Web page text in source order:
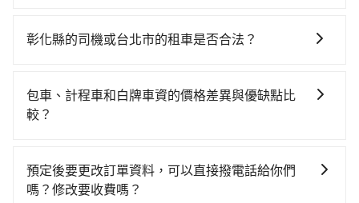
分鐘出站。全程加上轉車時間共2小時3分鐘，假設4位同
北的3.7%，換句話說，臨時要叫小黃的難度是雙北大城
市的30倍。縱使幸運攔到一輛小黃了，彰化縣少部分小
平均花費約770元，費時2小時12分鐘。長距離移動確實
搭乘高鐵可以比坐車快9分鐘，但卻要額外支出約240元
高爾夫俱樂部 TAIFONG GOLF CLUB到台北車站的花費
的每小時40元路邊停車費用預估進去，但額外的汽車保
險與可能的罰單都需自付。再者，和運的iRent只提供最
七人座或九人座可供選擇，而且無人租車最令人詬病的
就是車況，打開車門才發現仍有上一組乘客遺留的垃圾
灣大車隊、Uber和Yoxi。依照里程跳錶計算，價格約為
要注意彰化縣僅有合法計程車約1,640輛，計程車密度為
雙北的3.7%，也就是說要臨時叫到小黃的難度是台北或
以免當場被坑受騙。綜合以上，無論在價格或服務品質
上，tripool都是你從台豐高爾夫俱樂部 TAIFONG GOLF
彰化縣的司機或台北市的租車是否合法？
車、私家車或野雞車在招攬生意，這不僅是違法可能被
警察臨檢並趕下車，出意外後保險公司更是不會提供任
風險。而tripool雇用的司機、使用的車輛以及配合的車
行，一定符合台灣法律規定，除了司機擁有合法的職業
包車、計程車和白牌車資的價格差異與優缺點比
較？
包車：優點是搭乘舒適可以根據自己的需求安排時間和
地點上車較客製化。此外，司機還會提供各種旅遊建議
預定後要更改訂單資料，可以直接撥電話給你們
嗎？修改要收費嗎？